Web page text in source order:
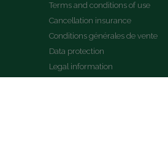
Terms and conditions of use
Cancellation insurance
Conditions générales de vente
Data protection
Legal information